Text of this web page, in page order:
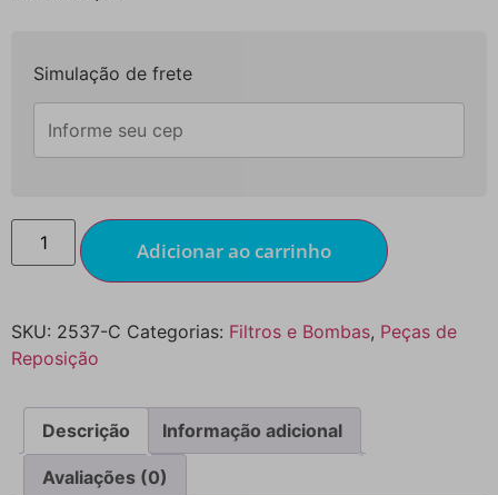
Simulação de frete
Adicionar ao carrinho
SKU: 2537-C Categorias: Filtros e Bombas, Peças de
Reposição
Descrição Informação adicional
Avaliações (0)